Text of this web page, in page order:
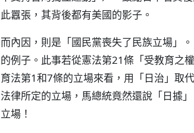
此囂張，其背後都有美國的影子。
而內因，則是「國民黨喪失了民族立場」
的例子。此事若從憲法第21條「受教育之
育法第1和7條的立場來看，用「日治」取
法律所定的立場，馬總統竟然還說「日據
立場！